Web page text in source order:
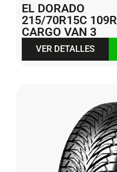
EL DORADO
215/70R15C 109R
CARGO VAN 3
VER DETALLES